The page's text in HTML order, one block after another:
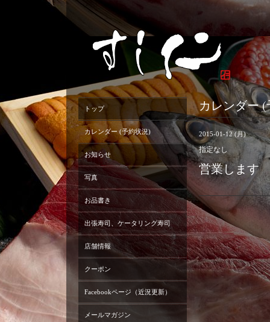
カレンダー
2015-01-12 (月)
指定なし
営業します
トップ
カレンダー (予約状況)
お知らせ
写真
お品書き
出張寿司、ケータリング寿司
店舗情報
クーポン
Facebookページ（近況更新）
メールマガジン